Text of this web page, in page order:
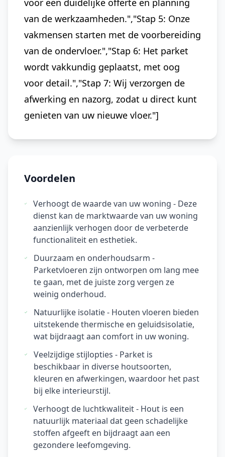
voor een duidelijke offerte en planning
van de werkzaamheden.","Stap 5: Onze
vakmensen starten met de voorbereiding
van de ondervloer.","Stap 6: Het parket
wordt vakkundig geplaatst, met oog
voor detail.","Stap 7: Wij verzorgen de
afwerking en nazorg, zodat u direct kunt
genieten van uw nieuwe vloer."]
Voordelen
Verhoogt de waarde van uw woning - Deze
dienst kan de marktwaarde van uw woning
aanzienlijk verhogen door de verbeterde
functionaliteit en esthetiek.
Duurzaam en onderhoudsarm -
Parketvloeren zijn ontworpen om lang mee
te gaan, met de juiste zorg vergen ze
weinig onderhoud.
Natuurlijke isolatie - Houten vloeren bieden
uitstekende thermische en geluidsisolatie,
wat bijdraagt aan comfort in uw woning.
Veelzijdige stijlopties - Parket is
beschikbaar in diverse houtsoorten,
kleuren en afwerkingen, waardoor het past
bij elke interieurstijl.
Verhoogt de luchtkwaliteit - Hout is een
natuurlijk materiaal dat geen schadelijke
stoffen afgeeft en bijdraagt aan een
gezondere leefomgeving.